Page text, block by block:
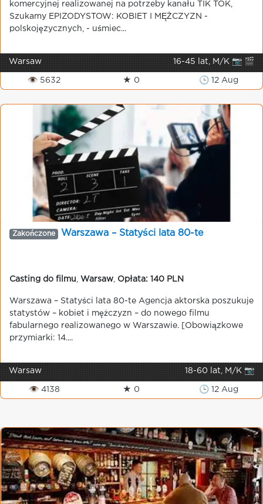
komercyjnej realizowanej na potrzeby kanału TIK TOK,
Szukamy EPIZODYSTOW: KOBIET I MĘŻCZYZN -
polskojęzycznych, - uśmiec...
Warsaw 16-45 lat, M/K 📷 🎬
👁 5632 ★ 0 🕒 12 Aug
Zakończone Warszawa – Statyści lata 80-te
Casting do filmu Warsaw Opłata: 140 PLN
Warszawa – Statyści lata 80-te Agencja aktorska poszukuje
statystów – kobiet i mężczyzn – do nowego filmu
fabularnego realizowanego w Warszawie. [Obowiązkowe
przymiarki: 14....
Warsaw 18-60 lat, M/K 📷
👁 4138 ★ 0 🕒 12 Aug